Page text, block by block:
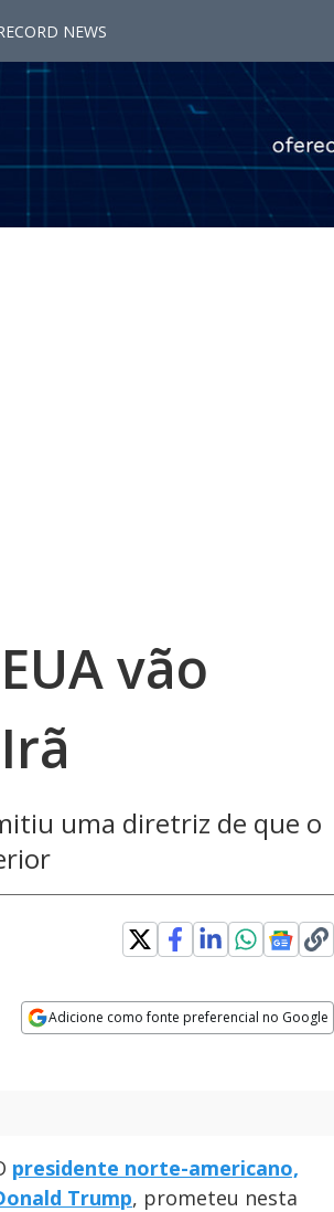
NEWS
vão
uma diretriz de que o
Adicione como fonte preferencial no Google
presidente norte-americano,
Trump, prometeu nesta